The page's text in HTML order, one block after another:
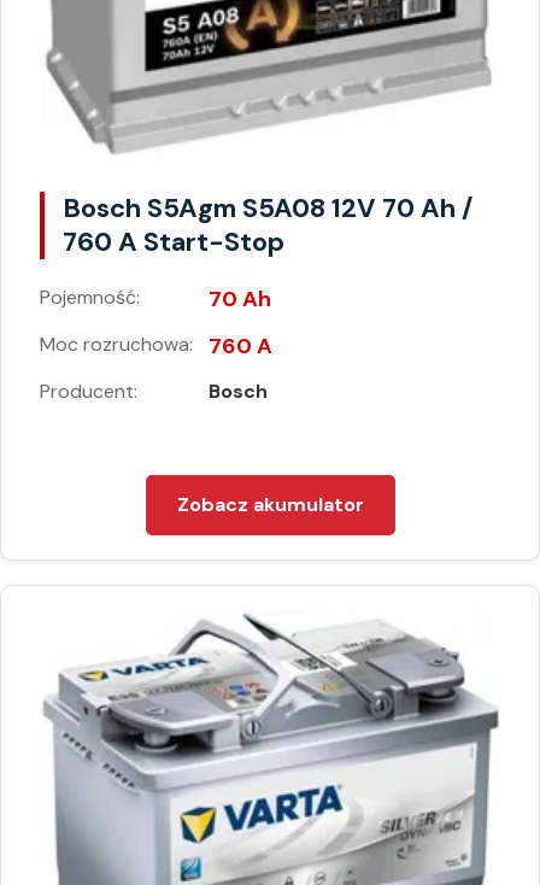
Bosch S5Agm S5A08 12V 70 Ah /
760 A Start-Stop
Pojemność: 70 Ah
Moc rozruchowa: 760 A
Producent: Bosch
Zobacz akumulator